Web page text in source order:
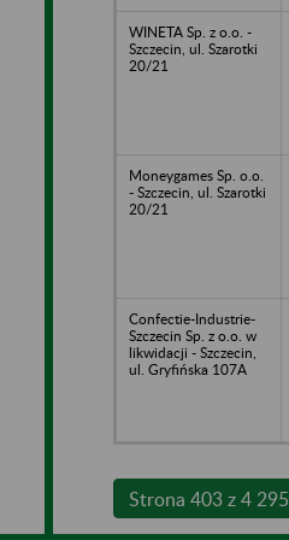
WINETA Sp. z o.o. -
Szczecin, ul. Szarotki
20/21
Moneygames Sp. o.o.
- Szczecin, ul. Szarotki
20/21
Confectie-Industrie-
Szczecin Sp. z o.o. w
likwidacji - Szczecin,
ul. Gryfińska 107A
Strona 403 z 4 295